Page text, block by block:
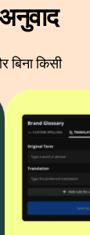
बिना किसी